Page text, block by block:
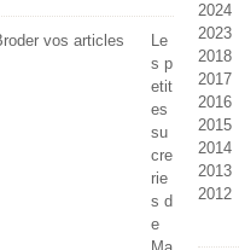
Le
s p
etit
es
su
cre
rie
s d
e
2024
2023
2018
2017
2016
2015
2014
2013
2012